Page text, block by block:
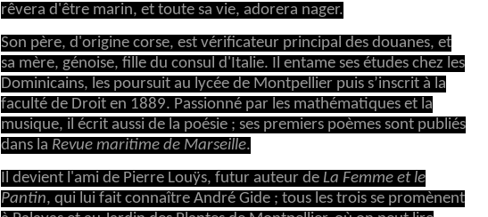
rêvera d'être marin, et toute sa vie, adorera nager.
Son père, d'origine corse, est vérificateur principal des douanes, et
sa mère, génoise, fille du consul d'Italie. Il entame ses études chez les
Dominicains, les poursuit au lycée de Montpellier puis s’inscrit à la
faculté de Droit en 1889. Passionné par les mathématiques et la
musique, il écrit aussi de la poésie ; ses premiers poèmes sont publiés
dans la Revue maritime de Marseille.
Il devient l'ami de Pierre Louÿs, futur auteur de La Femme et le
Pantin, qui lui fait connaître André Gide ; tous les trois se promènent